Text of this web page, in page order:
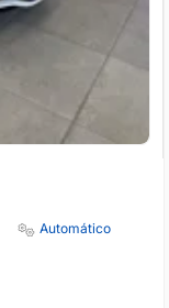
Automático